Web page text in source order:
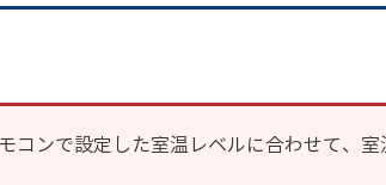
コンで設定した室温レベルに合わせて、